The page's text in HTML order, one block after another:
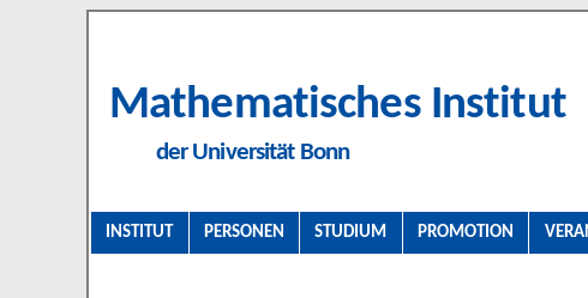
Mathematisches Institut
der Universität Bonn
INSTITUT PERSONEN STUDIUM PROMOTION